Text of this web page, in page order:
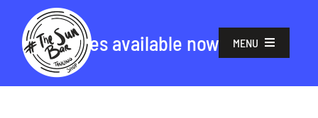
content
MENU
New juices available now